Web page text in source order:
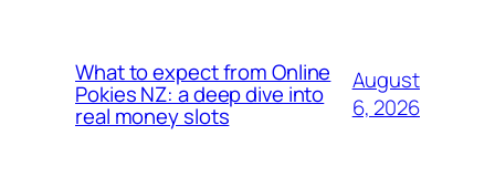
What to expect from Online
Pokies NZ: a deep dive into
real money slots
August
6, 2026